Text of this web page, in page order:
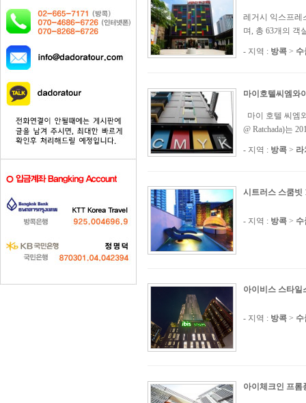
레거시 익스프레
며, 총 63개의 객
- 지역 : 방콕 > 수
마이호텔씨엠와
마이 호텔 씨엠
@ Ratchada)는
- 지역 : 방콕 > 라
시트러스 스쿰빗
- 지역 : 방콕 > 수
아이비스 스타일
- 지역 : 방콕 > 수
아이체크인 프롬